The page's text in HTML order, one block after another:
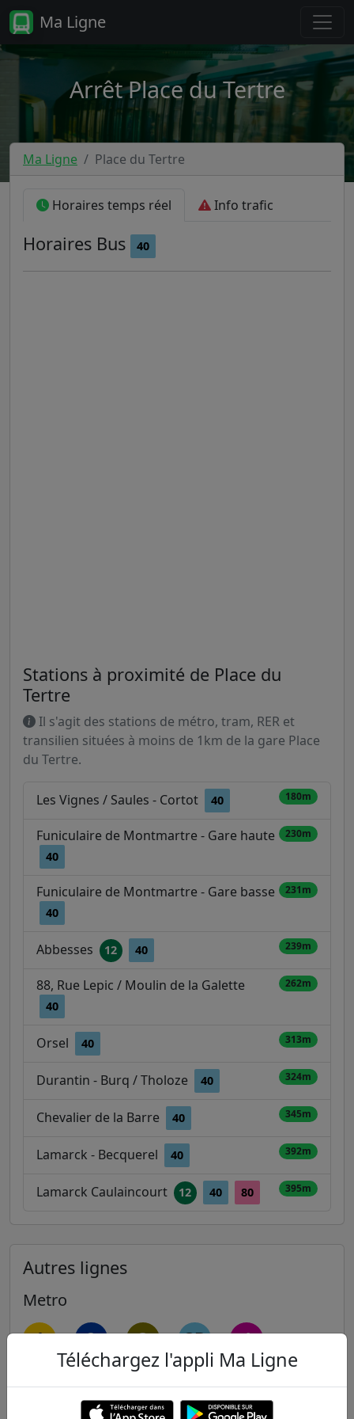
Ma Ligne
Arrêt Place du Tertre
Ma Ligne Place du Tertre
Horaires temps réel Info trafic
Horaires Bus 40
Stations à proximité de Place du
Tertre
Il s'agit des stations de métro, tram, RER et
transilien situées à moins de 1km de la gare Place
du Tertre.
Les Vignes / Saules - Cortot 40 180m
Funiculaire de Montmartre - Gare haute
40
230m
Funiculaire de Montmartre - Gare basse
40
231m
Abbesses 12 40 239m
88, Rue Lepic / Moulin de la Galette
40
262m
Orsel 40 313m
Durantin - Burq / Tholoze 40 324m
Chevalier de la Barre 40 345m
Lamarck - Becquerel 40 392m
Lamarck Caulaincourt 12 40 80 395m
Autres lignes
Metro
1 2 3 3B 4
5 6 7 7B 8
Téléchargez l'appli Ma Ligne